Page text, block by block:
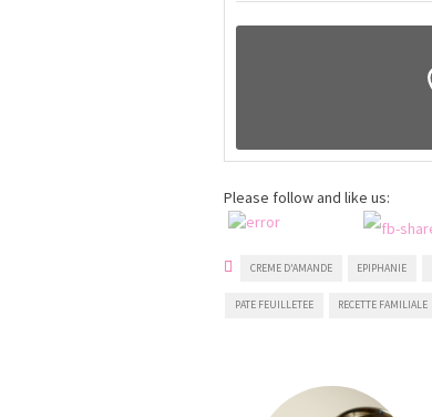
Please follow and like us:
CREME D'AMANDE EPIPHANIE
PATE FEUILLETEE RECETTE FAMILIALE